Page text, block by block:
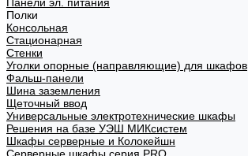
Полки
Консольная
Стационарная
Стенки
Уголки опорные (направляющие) для шкафов
Фальш-панели
Шина заземления
Щеточный ввод
Универсальные электротехнические шкафы
Решения на базе УЭШ МИКсистем
Шкафы серверные и Колокейшн